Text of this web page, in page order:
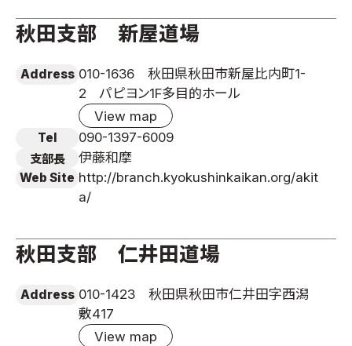
秋田支部 新屋道場
Address 010-1636 秋田県秋田市新屋比内町1-
2 パピヨン1F多目的ホール
View map
Tel 090-1397-6009
支部長 伊藤和摩
Web Site http://branch.kyokushinkaikan.org/akit
a/
秋田支部 仁井田道場
Address 010-1423 秋田県秋田市仁井田字西潟
敷417
View map